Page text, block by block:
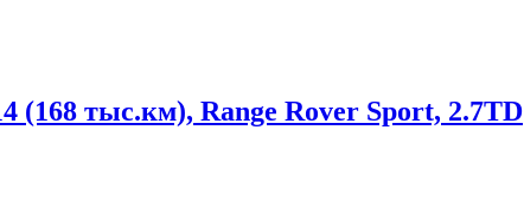
(168 тыс.км), Range Rover Sport, 2.7TD